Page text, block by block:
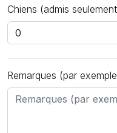
Chiens (admis
Remarques (par